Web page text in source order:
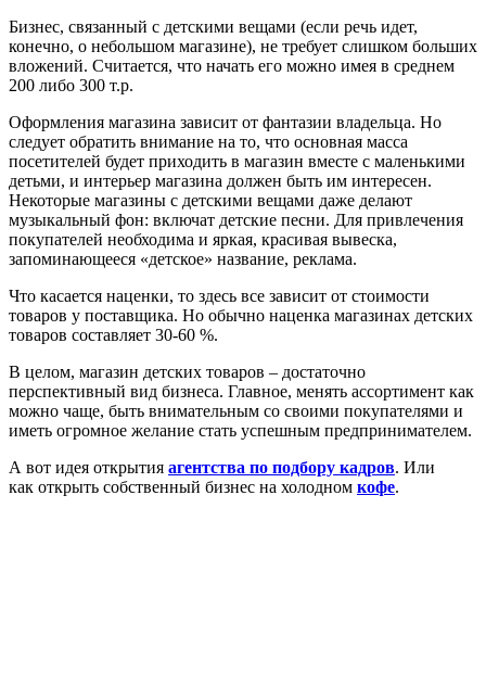
Бизнес, связанный с детскими вещами (если речь идет,
конечно, о небольшом магазине), не требует слишком больших
вложений. Считается, что начать его можно имея в среднем
200 либо 300 т.р.
Оформления магазина зависит от фантазии владельца. Но
следует обратить внимание на то, что основная масса
посетителей будет приходить в магазин вместе с маленькими
детьми, и интерьер магазина должен быть им интересен.
Некоторые магазины с детскими вещами даже делают
музыкальный фон: включат детские песни. Для привлечения
покупателей необходима и яркая, красивая вывеска,
запоминающееся «детское» название, реклама.
Что касается наценки, то здесь все зависит от стоимости
товаров у поставщика. Но обычно наценка магазинах детских
товаров составляет 30-60 %.
В целом, магазин детских товаров – достаточно
перспективный вид бизнеса. Главное, менять ассортимент как
можно чаще, быть внимательным со своими покупателями и
иметь огромное желание стать успешным предпринимателем.
А вот идея открытия агентства по подбору кадров. Или
как открыть собственный бизнес на холодном кофе.